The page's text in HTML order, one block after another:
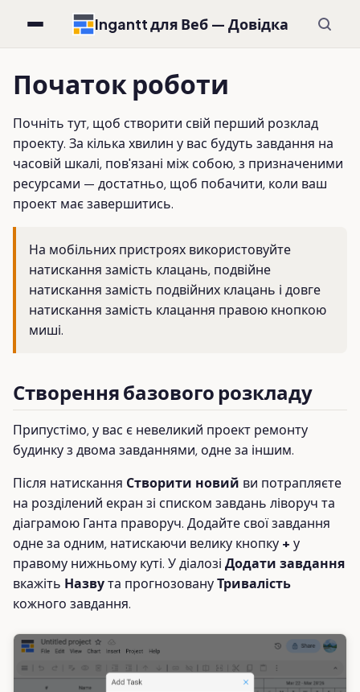
Ingantt для Веб — Довідка
Початок роботи
Почніть тут, щоб створити свій перший розклад
проекту. За кілька хвилин у вас будуть завдання на
часовій шкалі, пов'язані між собою, з призначеними
ресурсами — достатньо, щоб побачити, коли ваш
проект має завершитись.
На мобільних пристроях використовуйте
натискання замість клацань, подвійне
натискання замість подвійних клацань і довге
натискання замість клацання правою кнопкою
миші.
Створення базового розкладу
Припустімо, у вас є невеликий проект ремонту
будинку з двома завданнями, одне за іншим.
Після натискання Створити новий ви потрапляєте
на розділений екран зі списком завдань ліворуч та
діаграмою Ганта праворуч. Додайте свої завдання
одне за одним, натискаючи велику кнопку + у
правому нижньому куті. У діалозі Додати завдання
вкажіть Назвута прогнозовануТривалість
кожного завдання.